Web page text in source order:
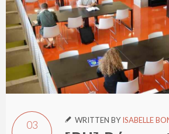
03  WRITTEN BYISABELLE